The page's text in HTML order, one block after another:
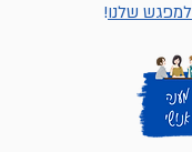
למפגש שלנו!